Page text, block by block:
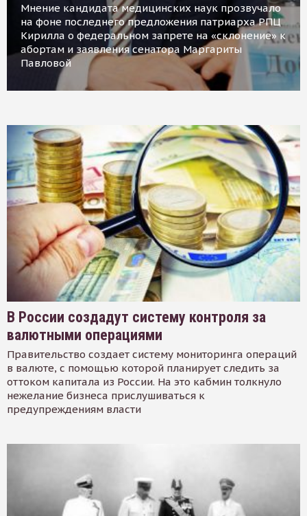
Мнение кандидата медицинских наук прозвучало
на фоне последнего предложения патриарха РПЦ
Кирилла о федеральном запрете на «склонение» к
абортам и заявления сенатора Маргариты
Павловой
В России создадут систему контроля за
валютными операциями
Правительство создает систему мониторинга операций
в валюте, с помощью которой планирует следить за
оттоком капитала из России. На это кабмин толкнуло
нежелание бизнеса прислушиваться к
предупреждениям власти